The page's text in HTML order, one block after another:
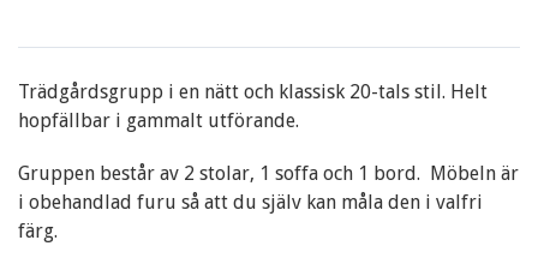
Trädgårdsgrupp i en nätt och klassisk 20-tals stil. Helt
hopfällbar i gammalt utförande.
Gruppen består av 2 stolar, 1 soffa och 1 bord. Möbeln är
i obehandlad furu så att du själv kan måla den i valfri
färg.